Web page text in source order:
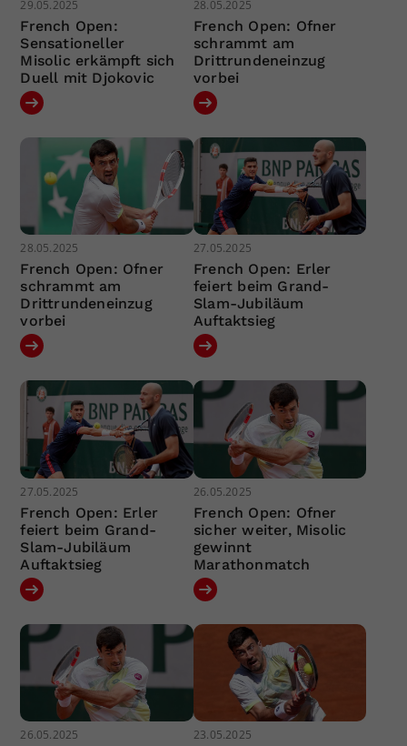
29.05.2025
French Open:
Sensationeller
Misolic erkämpft sich
Duell mit Djokovic
28.05.2025
French Open: Ofner
schrammt am
Drittrundeneinzug
vorbei
28.05.2025
French Open: Ofner
schrammt am
Drittrundeneinzug
vorbei
27.05.2025
French Open: Erler
feiert beim Grand-
Slam-Jubiläum
Auftaktsieg
27.05.2025
French Open: Erler
feiert beim Grand-
Slam-Jubiläum
Auftaktsieg
26.05.2025
French Open: Ofner
sicher weiter, Misolic
gewinnt
Marathonmatch
26.05.2025 23.05.2025